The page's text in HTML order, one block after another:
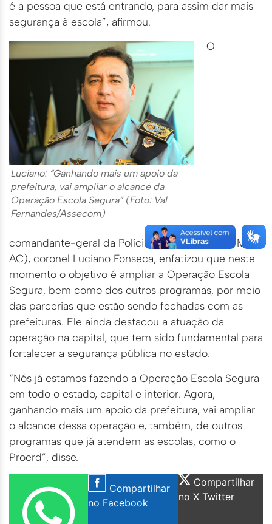
é a pessoa que está entrando, para assim dar mais
segurança à escola”, afirmou.
Luciano: “Ganhando mais um apoio da
prefeitura, vai ampliar o alcance da
Operação Escola Segura” (Foto: Val
Fernandes/Assecom)
O
comandante-geral da Polícia Militar do Acre (PM-
AC), coronel Luciano Fonseca, enfatizou que neste
momento o objetivo é ampliar a Operação Escola
Segura, bem como dos outros programas, por meio
das parcerias que estão sendo fechadas com as
prefeituras. Ele ainda destacou a atuação da
operação na capital, que tem sido fundamental para
fortalecer a segurança pública no estado.
“Nós já estamos fazendo a Operação Escola Segura
em todo o estado, capital e interior. Agora,
ganhando mais um apoio da prefeitura, vai ampliar
o alcance dessa operação e, também, de outros
programas que já atendem as escolas, como o
Proerd”, disse.
Compartilhar
no Facebook
Compartilhar
no X Twitter